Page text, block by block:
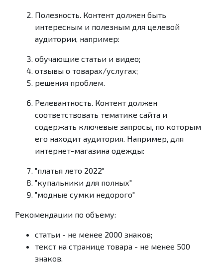
Полезность. Контент должен быть
интересным и полезным для целевой
аудитории, например:
обучающие статьи и видео;
отзывы о товарах/услугах;
решения проблем.
Релевантность. Контент должен
соответствовать тематике сайта и
содержать ключевые запросы, по которым
его находит аудитория. Например, для
интернет-магазина одежды:
"платья лето 2022"
"купальники для полных"
"модные сумки недорого"
Рекомендации по объему:
статьи - не менее 2000 знаков;
текст на странице товара - не менее 500
знаков.